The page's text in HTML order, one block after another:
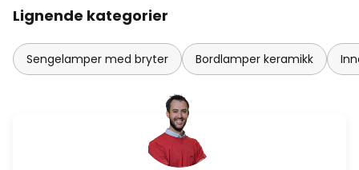
Lignende kategorier
Sengelamper med bryter Bordlamper keramikk